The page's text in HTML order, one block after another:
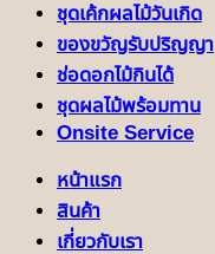
ชุดเค้กผลไม้วันเกิด
ของขวัญรับปริญญา
ช่อดอกไม้กินได้
ชุดผลไม้พร้อมทาน
Onsite Service
หน้าแรก
สินค้า
เกี่ยวกับเรา